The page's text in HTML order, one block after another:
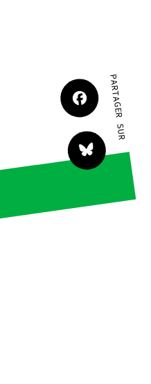
PARTAGER SUR